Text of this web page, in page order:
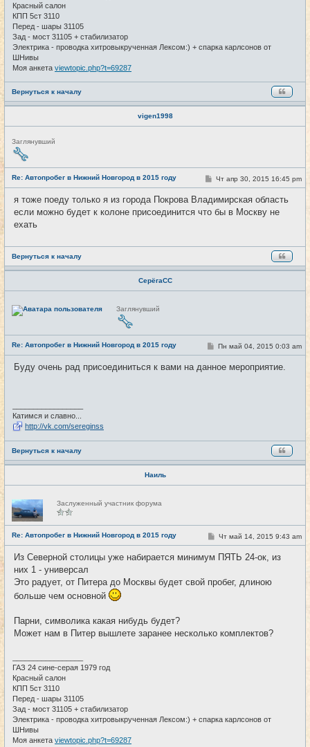
Красный салон
КПП 5ст 3110
Перед - шары 31105
Зад - мост 31105 + стабилизатор
Электрика - проводка хитровыкрученная Лексом:) + спарка карлсонов от
ШНивы
Моя анкета viewtopic.php?t=69287
Вернуться к началу
vigen1998
Н
е
в
т
и
Заглянувший
Re: Автопробег в Нижний Новгород в 2015 году #106
С
о
б
щ
е
Чт апр 30, 2015 16:45 pm
я тоже поеду только я из города Покрова Владимирская область
если можно будет к колоне присоединится что бы в Москву не
ехать
Вернуться к началу
СерёгаCC
Н
е
е
т
и
Заглянувший
Re: Автопробег в Нижний Новгород в 2015 году #107
С
о
б
Пн май 04, 2015 0:03 am
Буду очень рад присоединиться к вами на данное мероприятие.
Катимся и славно...
http://vk.com/sereginss
Вернуться к началу
Наиль
Н
е
в
с
е
т
и
Заслуженный участник форума
Re: Автопробег в Нижний Новгород в 2015 году #108
С
о
о
б
н
Чт май 14, 2015 9:43 am
Из Северной столицы уже набирается минимум ПЯТЬ 24-ок, из
них 1 - универсал
Это радует, от Питера до Москвы будет свой пробег, длиною
больше чем основной
Парни, символика какая нибудь будет?
Может нам в Питер вышлете заранее несколько комплектов?
ГАЗ 24 сине-серая 1979 год
Красный салон
КПП 5ст 3110
Перед - шары 31105
Зад - мост 31105 + стабилизатор
Электрика - проводка хитровыкрученная Лексом:) + спарка карлсонов от
ШНивы
Моя анкета viewtopic.php?t=69287